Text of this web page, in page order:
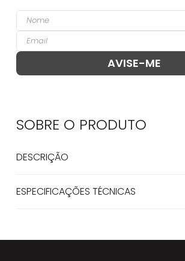
SOBRE O PRODUTO
DESCRIÇÃO
ESPECIFICAÇÕES TÉCNICAS